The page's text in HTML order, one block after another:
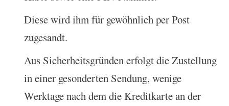
Diese wird ihm für gewöhnlich per Post
zugesandt.
Aus Sicherheitsgründen erfolgt die Zustellung
in einer gesonderten Sendung, wenige
Werktage nach dem die Kreditkarte an der